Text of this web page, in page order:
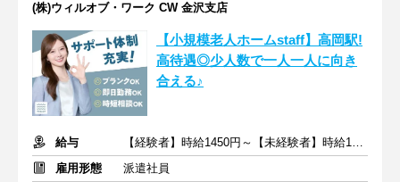
(株)ウィルオブ・ワーク CW 金沢支店
【小規模老人ホームstaff】高岡駅!
高待遇◎少人数で一人一人に向き
合える♪
給与
【経験者】時給1450円～【未経験者】時給1350円～ ＋交通費
雇用形態
派遣社員